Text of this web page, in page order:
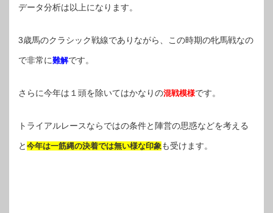
データ分析は以上になります。
3歳馬のクラシック戦線でありながら、この時期の牝馬戦なの
で非常に難解です。
さらに今年は１頭を除いてはかなりの混戦模様です。
トライアルレースならではの条件と陣営の思惑などを考える
と 今年は一筋縄の決着では無い様な印象 も受けます。